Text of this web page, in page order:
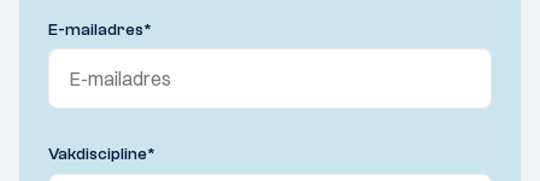
E-mailadres*
Vakdiscipline*